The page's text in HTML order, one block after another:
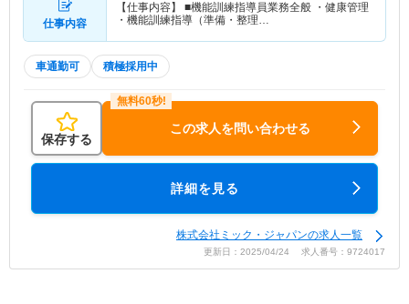
仕事内容
【仕事内容】 ■機能訓練指導員業務全般 ・健康管理
・機能訓練指導（準備・整理…
車通勤可 積極採用中
保存する
この求人を問い合わせる
詳細を見る
株式会社ミック・ジャパンの求人一覧
更新日：2025/04/24 求人番号：9724017